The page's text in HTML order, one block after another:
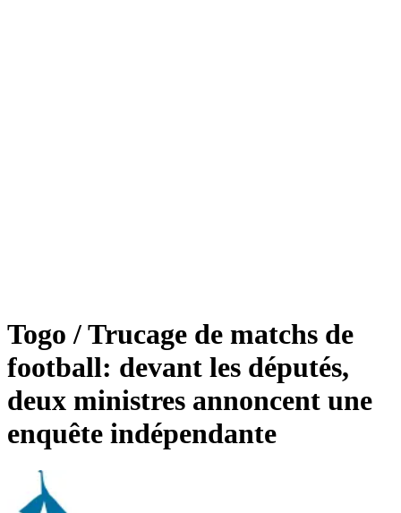
Togo / Trucage de matchs de
football: devant les députés,
deux ministres annoncent une
enquête indépendante